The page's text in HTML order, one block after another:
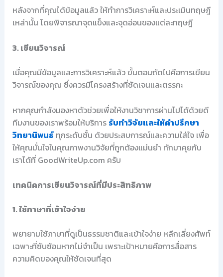
หลังจากที่คุณได้ข้อมูลแล้ว ให้ทำการวิเคราะห์และประเมินทฤษฎี
เหล่านั้น โดยพิจารณาจุดแข็งและจุดอ่อนของแต่ละทฤษฎี
3. เขียนวิจารณ์
เมื่อคุณมีข้อมูลและการวิเคราะห์แล้ว ขั้นตอนถัดไปคือการเขียน
วิจารณ์ของคุณ ซึ่งควรมีโครงสร้างที่ชัดเจนและตรรกะ
หากคุณกำลังมองหาตัวช่วยเพื่อให้งานวิชาการผ่านไปได้ด้วยดี
ทีมงานของเราพร้อมให้บริการ รับทำวิจัยและให้คำปรึกษา
วิทยานิพนธ์ทุกระดับชั้น ด้วยประสบการณ์และความใส่ใจ เพื่อ
ให้คุณมั่นใจในคุณภาพงานวิจัยที่ถูกต้องแม่นยำ ทักมาคุยกับ
เราได้ที่ GoodWriteUp.com ครับ
เทคนิคการเขียนวิจารณ์ที่มีประสิทธิภาพ
1. ใช้ภาษาที่เข้าใจง่าย
พยายามใช้ภาษาที่ดูเป็นธรรมชาติและเข้าใจง่าย หลีกเลี่ยงศัพท์
เฉพาะที่ซับซ้อนหากไม่จำเป็น เพราะเป้าหมายคือการสื่อสาร
ความคิดของคุณให้ชัดเจนที่สุด